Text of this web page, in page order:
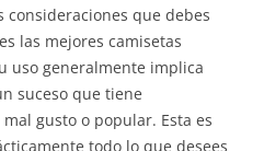
consideraciones que debes
las mejores camisetas
uso generalmente implica
suceso que tiene
gusto o popular. Esta es
todo lo que desees